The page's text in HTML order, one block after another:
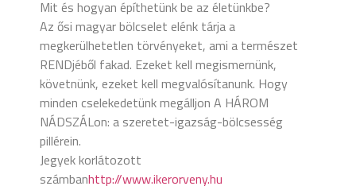
Mit és hogyan építhetünk be az életünkbe?
Az ősi magyar bölcselet elénk tárja a
megkerülhetetlen törvényeket, ami a természet
RENDjéből fakad. Ezeket kell megismernünk,
követnünk, ezeket kell megvalósítanunk. Hogy
minden cselekedetünk megálljon A HÁROM
NÁDSZÁLon: a szeretet-igazság-bölcsesség
pillérein.
Jegyek korlátozott
számbanhttp://www.ikerorveny.hu